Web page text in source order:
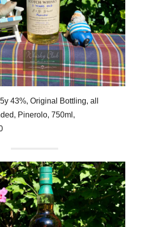
43%, Original Bottling, all
Pinerolo, 750ml,